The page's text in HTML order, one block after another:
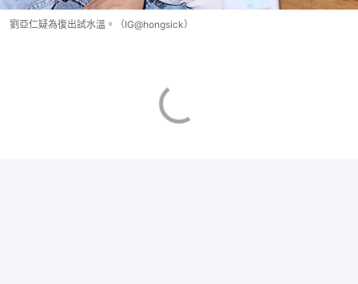
劉亞仁疑為復出試水溫。（IG@hongsick）